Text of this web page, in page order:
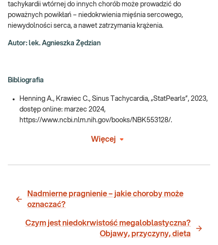
tachykardii wtórnej do innych chorób może prowadzić do
poważnych powikłań – niedokrwienia mięśnia sercowego,
niewydolności serca, a nawet zatrzymania krążenia.
Autor: lek. Agnieszka Żędzian
Bibliografia
Henning A., Krawiec C., Sinus Tachycardia, „StatPearls”, 2023,
dostęp online: marzec 2024,
https://www.ncbi.nlm.nih.gov/books/NBK553128/.
Więcej
Nadmierne pragnienie – jakie choroby może
oznaczać?
Czym jest niedokrwistość megaloblastyczna?
Objawy, przyczyny, dieta